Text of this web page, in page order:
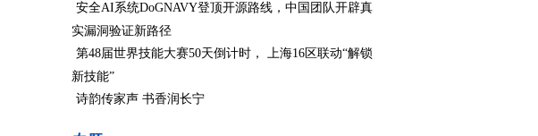
安全AI系统DoGNAVY登顶开源路线，中国团队开辟真
实漏洞验证新路径
第48届世界技能大赛50天倒计时， 上海16区联动“解锁
新技能”
诗韵传家声 书香润长宁